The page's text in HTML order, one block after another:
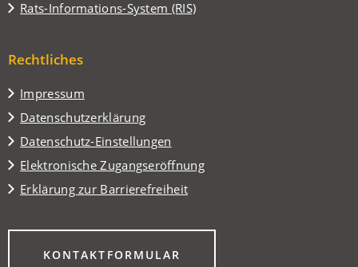
neuen
einem
Tab)
Rats-Informations-System (RIS)
(Öffnet
neuen
Rechtliches
Impressum
Datenschutzerklärung
Datenschutz-Einstellungen
Elektronische Zugangseröffnung
Erklärung zur Barrierefreiheit
KONTAKTFORMULAR
(ÖFFNET